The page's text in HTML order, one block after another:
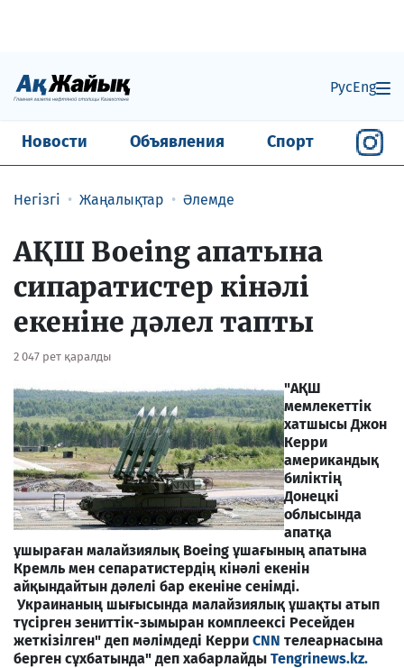
РусEng
Новости Объявления Спорт
Негізгі Жаңалықтар Әлемде
АҚШ Boeing апатына
сипаратистер кінәлі
екеніне дәлел тапты
2 047 рет қаралды
"АҚШ
мемлекеттік
хатшысы Джон
Керри
американдық
биліктің
Донецкі
облысында
апатқа
ұшыраған малайзиялық Boeing ұшағының апатына
Кремль мен сепаратистердің кінәлі екенін
айқындайтын дәлелі бар екеніне сенімді.
Украинаның шығысында малайзиялық ұшақты атып
түсірген зениттік-зымыран комплеексі Ресейден
жеткізілген" деп мәлімдеді Керри CNN телеарнасына
берген сұхбатында" деп хабарлайды Tengrinews.kz.